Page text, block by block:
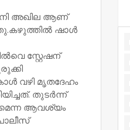
അഖില ആണ്
ഷാൾ
സ്റ്റേഷന്
വഴി മൃതദേഹം
തുടര്‍ന്ന്
ആവശ്യം